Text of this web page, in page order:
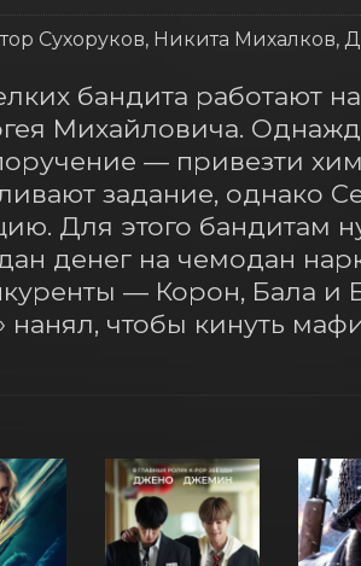
Сухоруков, Никита
бандита работают
Михайловича.
— привезти
задание, однако
Для этого бандитам
денег на чемодан
— Корон, Бала и
нанял, чтобы кинуть